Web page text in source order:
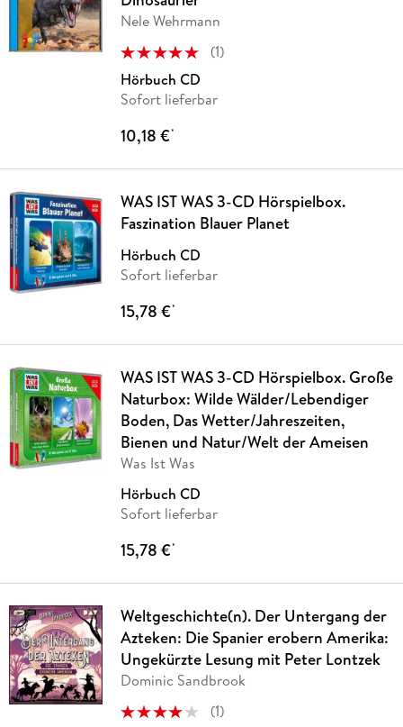
Nele Wehrmann
(1)
Hörbuch CD
Sofort lieferbar
10,18 €*
WAS IST WAS 3-CD Hörspielbox.
Faszination Blauer Planet
Hörbuch CD
Sofort lieferbar
15,78 €*
WAS IST WAS 3-CD Hörspielbox. Große
Naturbox: Wilde Wälder/Lebendiger
Boden, Das Wetter/Jahreszeiten,
Bienen und Natur/Welt der Ameisen
Was Ist Was
Hörbuch CD
Sofort lieferbar
15,78 €*
Weltgeschichte(n). Der Untergang der
Azteken: Die Spanier erobern Amerika:
Ungekürzte Lesung mit Peter Lontzek
Dominic Sandbrook
(1)